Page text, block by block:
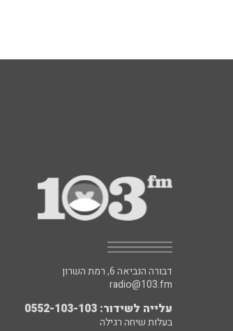
דבורה הנביאה 6, רמת השרון
radio@103.fm
עלייה לשידור: 0552-103-103
בעלות שיחה רגילה